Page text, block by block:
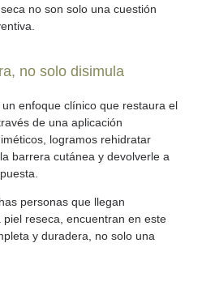
no son solo una cuestión
no solo disimula
un enfoque clínico que restaura el
de una aplicación
logramos rehidratar
barrera cutánea y devolverle a
personas que llegan
piel reseca , encuentran en este
y duradera, no solo una